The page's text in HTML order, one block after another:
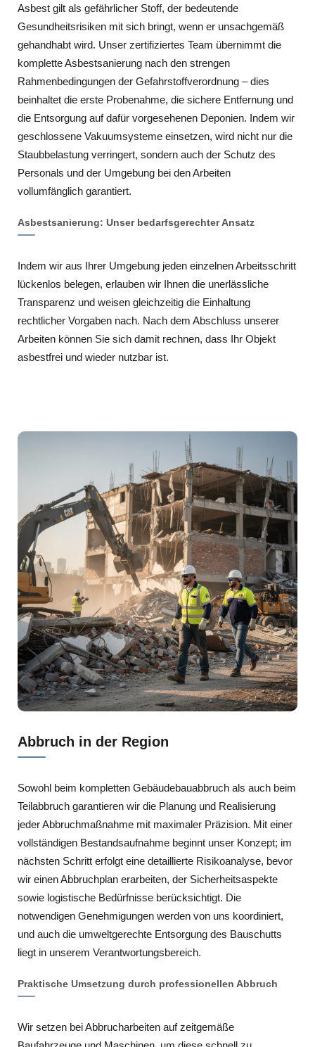
Asbest gilt als gefährlicher Stoff, der bedeutende
Gesundheitsrisiken mit sich bringt, wenn er unsachgemäß
gehandhabt wird. Unser zertifiziertes Team übernimmt die
komplette Asbestsanierung nach den strengen
Rahmenbedingungen der Gefahrstoffverordnung – dies
beinhaltet die erste Probenahme, die sichere Entfernung und
die Entsorgung auf dafür vorgesehenen Deponien. Indem wir
geschlossene Vakuumsysteme einsetzen, wird nicht nur die
Staubbelastung verringert, sondern auch der Schutz des
Personals und der Umgebung bei den Arbeiten
vollumfänglich garantiert.
Asbestsanierung: Unser bedarfsgerechter Ansatz
Indem wir aus Ihrer Umgebung jeden einzelnen Arbeitsschritt
lückenlos belegen, erlauben wir Ihnen die unerlässliche
Transparenz und weisen gleichzeitig die Einhaltung
rechtlicher Vorgaben nach. Nach dem Abschluss unserer
Arbeiten können Sie sich damit rechnen, dass Ihr Objekt
asbestfrei und wieder nutzbar ist.
Abbruch in der Region
Sowohl beim kompletten Gebäudebauabbruch als auch beim
Teilabbruch garantieren wir die Planung und Realisierung
jeder Abbruchmaßnahme mit maximaler Präzision. Mit einer
vollständigen Bestandsaufnahme beginnt unser Konzept; im
nächsten Schritt erfolgt eine detaillierte Risikoanalyse, bevor
wir einen Abbruchplan erarbeiten, der Sicherheitsaspekte
sowie logistische Bedürfnisse berücksichtigt. Die
notwendigen Genehmigungen werden von uns koordiniert,
und auch die umweltgerechte Entsorgung des Bauschutts
liegt in unserem Verantwortungsbereich.
Praktische Umsetzung durch professionellen Abbruch
Wir setzen bei Abbrucharbeiten auf zeitgemäße